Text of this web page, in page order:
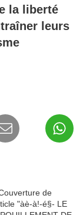
la liberté
leurs